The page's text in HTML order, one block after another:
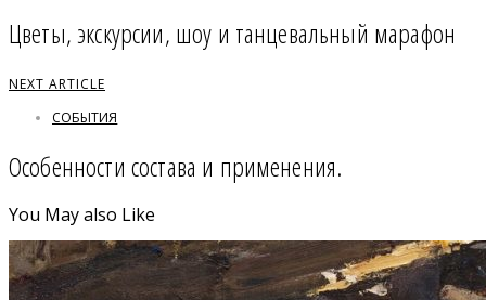
Цветы, экскурсии, шоу и танцевальный марафон
NEXT ARTICLE
СОБЫТИЯ
Особенности состава и применения.
You May also Like